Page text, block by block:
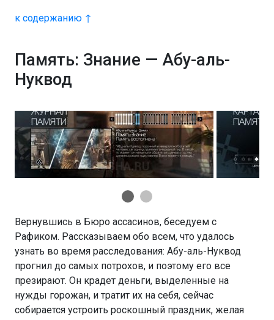
к содержанию ↑
Память: Знание — Абу-аль-
Нуквод
Вернувшись в Бюро ассасинов, беседуем с
Рафиком. Рассказываем обо всем, что удалось
узнать во время расследования: Абу-аль-Нуквод
прогнил до самых потрохов, и поэтому его все
презирают. Он крадет деньги, выделенные на
нужды горожан, и тратит их на себя, сейчас
собирается устроить роскошный праздник, желая